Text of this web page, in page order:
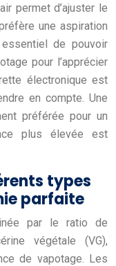
permet d’ajuster le
une aspiration
de pouvoir
pour l’apprécier
électronique est
en compte. Une
préférée pour un
plus élevée est
types
parfaite
par le ratio de
végétale (VG),
de vapotage. Les